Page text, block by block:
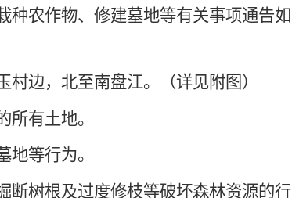
种农作物、修建墓地等有关事项通告如
村边，北至南盘江。（详见附图）
所有土地。
地等行为。
断树根及过度修枝等破坏森林资源的行